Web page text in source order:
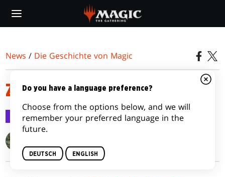
main
News / Die Geschichte von Magic
ZENDIKARS LETZTES GEFECHT
Die Geschichte von Magic 17. Mai 2024
Do you have a language preference?
Choose from the options below, and we will
remember your preferred language in the
future.
DEUTSCH ENGLISH